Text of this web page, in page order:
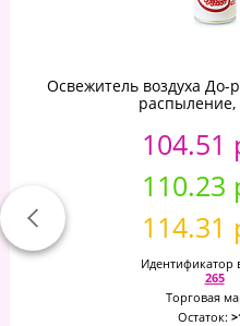
Освежитель воздуха До-
распыление,
104.51
110.23
114.31
Идентификатор
265
Торговая
Остаток: